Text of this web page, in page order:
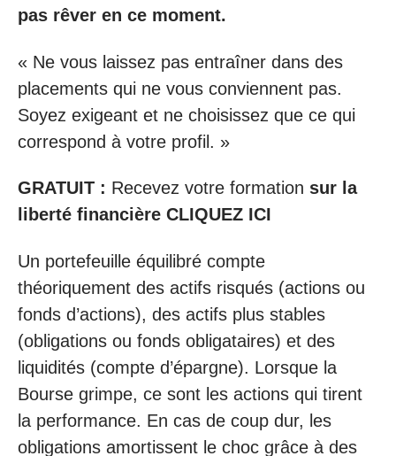
pas rêver en ce moment.
« Ne vous laissez pas entraîner dans des
placements qui ne vous conviennent pas.
Soyez exigeant et ne choisissez que ce qui
correspond à votre profil. »
GRATUIT : Recevez votre formation sur la
liberté financière CLIQUEZ ICI
Un portefeuille équilibré compte
théoriquement des actifs risqués (actions ou
fonds d’actions), des actifs plus stables
(obligations ou fonds obligataires) et des
liquidités (compte d’épargne). Lorsque la
Bourse grimpe, ce sont les actions qui tirent
la performance. En cas de coup dur, les
obligations amortissent le choc grâce à des